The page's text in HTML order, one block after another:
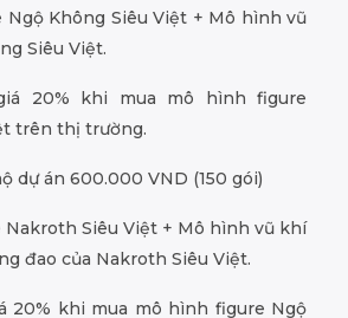
Không Siêu Việt + Mô hình vũ
Siêu Việt.
20% khi mua mô hình figure
trên thị trường.
dự án 600.000 VND (150 gói)
Siêu Việt + Mô hình vũ khí
đao của Nakroth Siêu Việt.
20% khi mua mô hình figure Ngộ